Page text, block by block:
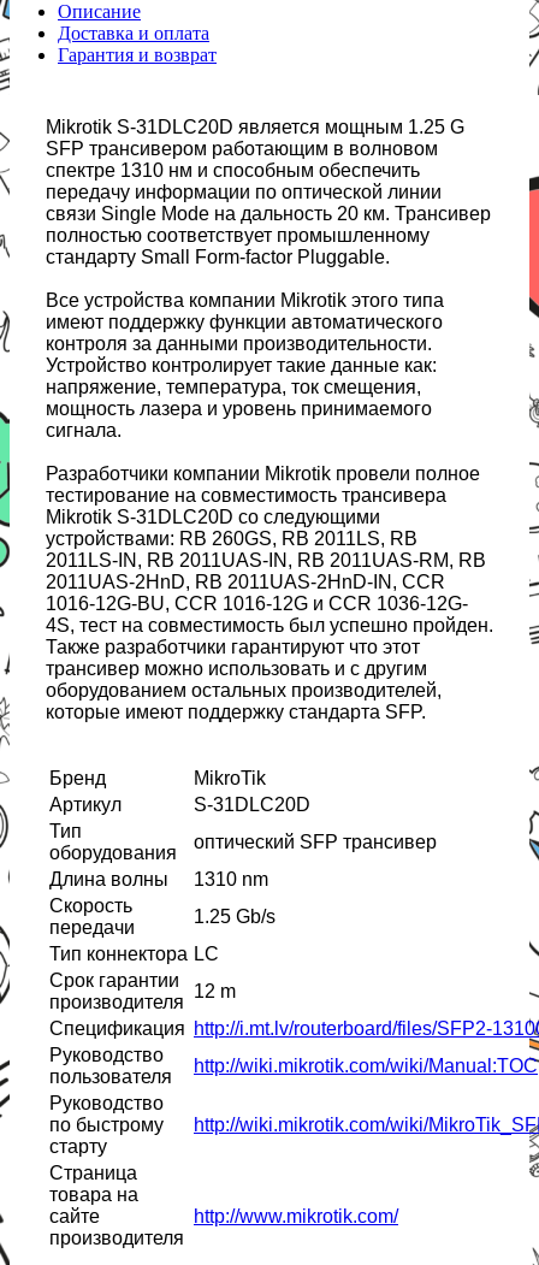
Описание
Доставка и оплата
Гарантия и возврат
Mikrotik S-31DLC20D является мощным 1.25 G
SFP трансивером работающим в волновом
спектре 1310 нм и способным обеспечить
передачу информации по оптической линии
связи Single Mode на дальность 20 км. Трансивер
полностью соответствует промышленному
стандарту Small Form-factor Pluggable.
Все устройства компании Mikrotik этого типа
имеют поддержку функции автоматического
контроля за данными производительности.
Устройство контролирует такие данные как:
напряжение, температура, ток смещения,
мощность лазера и уровень принимаемого
сигнала.
Разработчики компании Mikrotik провели полное
тестирование на совместимость трансивера
Mikrotik S-31DLC20D со следующими
устройствами: RB 260GS, RB 2011LS, RB
2011LS-IN, RB 2011UAS-IN, RB 2011UAS-RM, RB
2011UAS-2HnD, RB 2011UAS-2HnD-IN, CCR
1016-12G-BU, CCR 1016-12G и CCR 1036-12G-
4S, тест на совместимость был успешно пройден.
Также разработчики гарантируют что этот
трансивер можно использовать и с другим
оборудованием остальных производителей,
которые имеют поддержку стандарта SFP.
Бренд
MikroTik
Артикул
S-31DLC20D
Тип
оборудования
оптический SFP трансивер
Длина волны
1310 nm
Скорость
передачи
1.25 Gb/s
Тип коннектора LC
Срок гарантии
производителя
12 m
Спецификация http://i.mt.lv/routerboard/files/SFP2-
Руководство
пользователя
http://wiki.mikrotik.com/wiki/Manual:TOC
Руководство
по быстрому
старту
http://wiki.mikrotik.com/wiki/
Страница
товара на
сайте
производителя
http://www.mikrotik.com/